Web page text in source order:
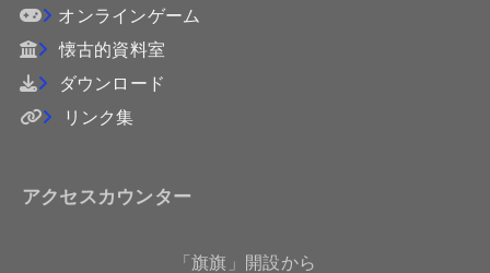
オンラインゲーム
懐古的資料室
ダウンロード
リンク集
アクセスカウンター
「旗旗」開設から